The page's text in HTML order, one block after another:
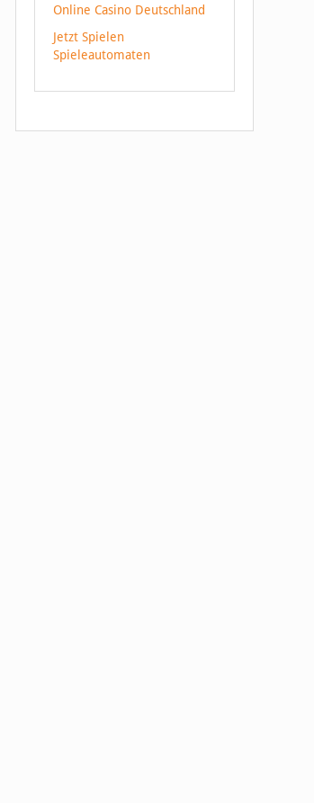
Online Casino Deutschland
Jetzt Spielen
Spieleautomaten